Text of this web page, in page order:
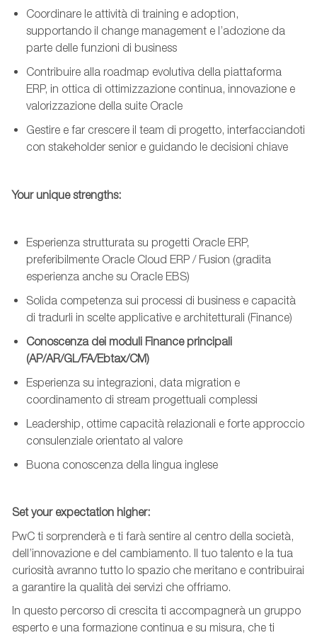
Coordinare le attività di training e adoption,
supportando il change management e l’adozione da
parte delle funzioni di business
Contribuire alla roadmap evolutiva della piattaforma
ERP, in ottica di ottimizzazione continua, innovazione e
valorizzazione della suite Oracle
Gestire e far crescere il team di progetto, interfacciandoti
con stakeholder senior e guidando le decisioni chiave
Your unique strengths:
Esperienza strutturata su progetti Oracle ERP,
preferibilmente Oracle Cloud ERP / Fusion (gradita
esperienza anche su Oracle EBS)
Solida competenza sui processi di business e capacità
di tradurli in scelte applicative e architetturali (Finance)
Conoscenza dei moduli Finance principali
(AP/AR/GL/FA/Ebtax/CM)
Esperienza su integrazioni, data migration e
coordinamento di stream progettuali complessi
Leadership, ottime capacità relazionali e forte approccio
consulenziale orientato al valore
Buona conoscenza della lingua inglese
Set your expectation higher:
PwC ti sorprenderà e ti farà sentire al centro della società,
dell’innovazione e del cambiamento. Il tuo talento e la tua
curiosità avranno tutto lo spazio che meritano e contribuirai
a garantire la qualità dei servizi che offriamo.
In questo percorso di crescita ti accompagnerà un gruppo
esperto e una formazione continua e su misura, che ti